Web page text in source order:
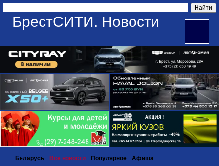
БрестСИТИ. Новости
Беларусь Все новости Популярное Афиша